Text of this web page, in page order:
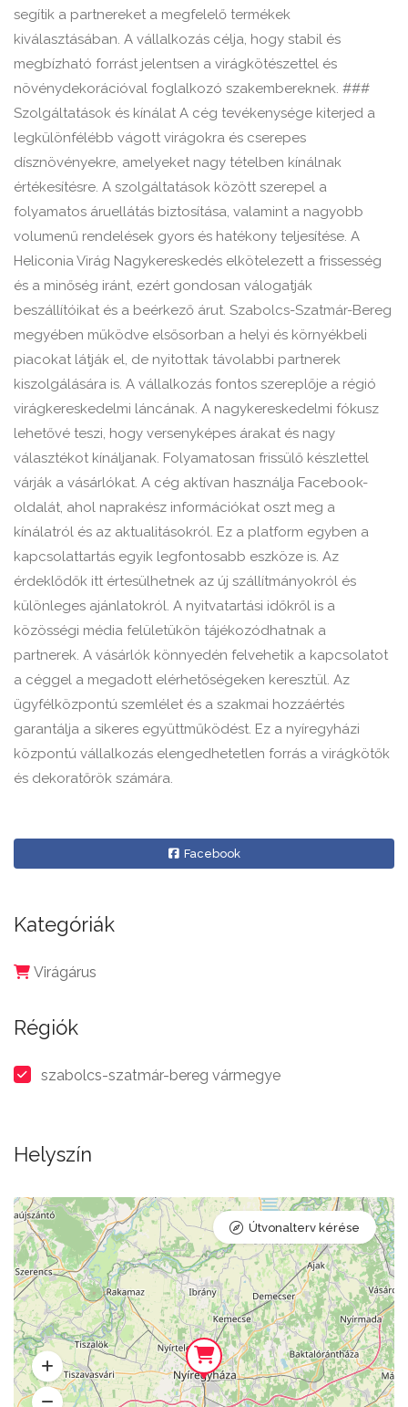
segítik a partnereket a megfelelő termékek
kiválasztásában. A vállalkozás célja, hogy stabil és
megbízható forrást jelentsen a virágkötészettel és
növénydekorációval foglalkozó szakembereknek. ###
Szolgáltatások és kínálat A cég tevékenysége kiterjed a
legkülönfélébb vágott virágokra és cserepes
dísznövényekre, amelyeket nagy tételben kínálnak
értékesítésre. A szolgáltatások között szerepel a
folyamatos áruellátás biztosítása, valamint a nagyobb
volumenű rendelések gyors és hatékony teljesítése. A
Heliconia Virág Nagykereskedés elkötelezett a frissesség
és a minőség iránt, ezért gondosan válogatják
beszállítóikat és a beérkező árut. Szabolcs-Szatmár-Bereg
megyében működve elsősorban a helyi és környékbeli
piacokat látják el, de nyitottak távolabbi partnerek
kiszolgálására is. A vállalkozás fontos szereplője a régió
virágkereskedelmi láncának. A nagykereskedelmi fókusz
lehetővé teszi, hogy versenyképes árakat és nagy
választékot kínáljanak. Folyamatosan frissülő készlettel
várják a vásárlókat. A cég aktívan használja Facebook-
oldalát, ahol naprakész információkat oszt meg a
kínálatról és az aktualitásokról. Ez a platform egyben a
kapcsolattartás egyik legfontosabb eszköze is. Az
érdeklődők itt értesülhetnek az új szállítmányokról és
különleges ajánlatokról. A nyitvatartási időkről is a
közösségi média felületükön tájékozódhatnak a
partnerek. A vásárlók könnyedén felvehetik a kapcsolatot
a céggel a megadott elérhetőségeken keresztül. Az
ügyfélközpontú szemlélet és a szakmai hozzáértés
garantálja a sikeres együttműködést. Ez a nyíregyházi
központú vállalkozás elengedhetetlen forrás a virágkötők
és dekoratőrök számára.
Facebook
Kategóriák
Virágárus
Régiók
szabolcs-szatmár-bereg vármegye
Helyszín
Útvonalterv kérése